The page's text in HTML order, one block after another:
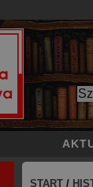
START /